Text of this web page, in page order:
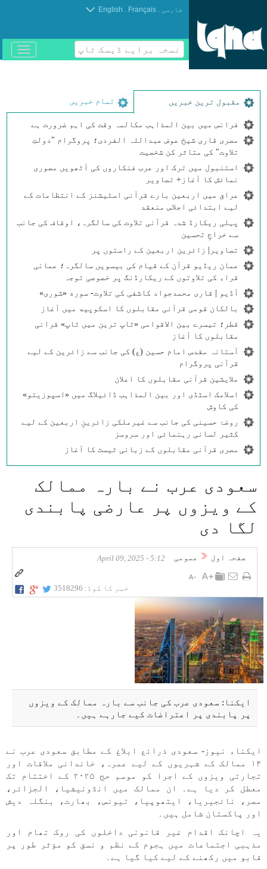
فارسی .
Français
.
English
نسخہ برایے ڈیسک ٹاپ
باز
و
مقبول ترین خبریں تمام خبریں
فرانس میں بین المذاہب مکالمہ وقت کی اہم ضرورت ہے
مصری قاری شیخ عوض عبداللہ الفردی؛ پروگرام "دولتِ
تلاوت" کی متاثر کن شخصیت
استنبول میں ترک اور عرب فنکاروں کی آٹھویں مصوری
نمائش کا آغاز+ تصاویر
عراق میں اربعین بارے قرآنی اسٹیشنز کے انتظامات کے
لیے ابتدائی اجلاس منعقد
پہلی ریکارڈ شدہ قرآنی تلاوت کی سالگرہ، اوقاف کی جانب
سے خراجِ تحسین
تصاویر| زائرین اربعین کے راستوں پر
عمان ریڈیو قرآن کے قیام کی بیسویں سالگرہ؛ عمانی
قراء کی تلاوتوں کے ریکارڈنگ پر خصوصی توجہ
آڈیو | قاری محمدجواد کاشفی کی تلاوت- سوره‌‌ «شوری»
بالکان قومی قرآنی مقابلوں کا اسکوپیه میں آغاز
قطر؛ تیسرے بین الاقوامی «ٹاپ ترین میں ٹاپ» قرانی
مقابلوں کا آغاز
آستانہ مقدس امام حسین (ع) کی جانب سے زائرین کے لیے
قرآنی پروگرام
ملایشین قرآنی مقابلوں کا اعلان
اسلامک اسٹڈی اور بین المذاہب ڈائیلاگ میں «اسپوزیتو»
کی کاوش
روضۂ حسینی کی جانب سے غیرملکی زائرینِ اربعین کے لیے
کثیر لسانی رہنمائی اور سروسز
مصری قرآنی مقابلوں کے زبانی ٹیسٹ کا آغاز
سعودی عرب نے بارہ ممالک
کے ویزوں پر عارضی پابندی
لگا دی
صفحہ اول عمومی 5:12 - April 09, 2025
خبر کا کوڈ: 3518296
ایکنا: سعودی عرب کی جانب سے بارہ ممالک کے ویزوں
پر پابندی پر اعتراضات کیے جارہے ہیں۔
ایکناء نیوز- سعودی ذرائع ابلاغ کے مطابق سعودی عرب نے
۱۴ ممالک کے شہریوں کے لیے عمرہ، خاندانی ملاقات اور
تجارتی ویزوں کے اجرا کو موسم حج ۲۰۲۵ کے اختتام تک
معطل کر دیا ہے۔ ان ممالک میں انڈونیشیا، الجزائر،
مصر، نائجیریا، ایتھوپیا، تیونس، بھارت، بنگلہ دیش
اور پاکستان شامل ہیں۔
یہ اچانک اقدام غیر قانونی داخلوں کی روک تھام اور
مذہبی اجتماعات میں ہجوم کے نظم و نسق کو مؤثر طور پر
قابو میں رکھنے کے لیے کیا گیا ہے۔